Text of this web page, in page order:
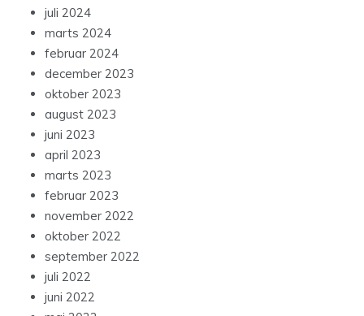
juli 2024
marts 2024
februar 2024
december 2023
oktober 2023
august 2023
juni 2023
april 2023
marts 2023
februar 2023
november 2022
oktober 2022
september 2022
juli 2022
juni 2022